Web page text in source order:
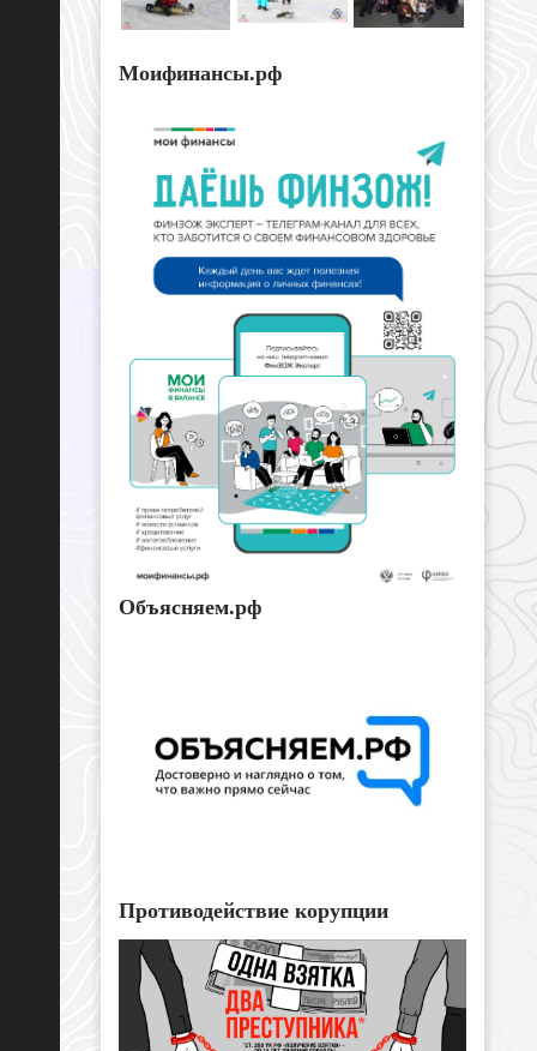
Моифинансы.рф
Объясняем.рф
Противодействие корупции